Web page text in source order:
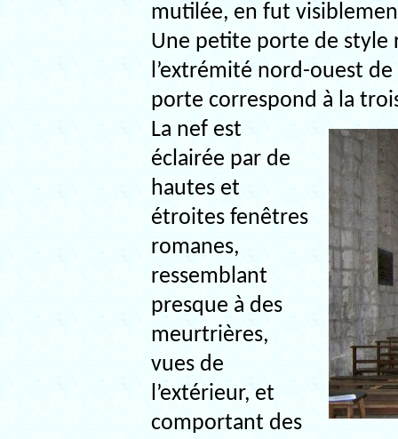
mutilée, en fut
Une petite porte de style
l’extrémité nord-ouest
porte correspond à la
La nef est
éclairée par de
hautes et
étroites fenêtres
romanes,
ressemblant
presque à des
meurtrières,
vues de
l’extérieur, et
comportant des